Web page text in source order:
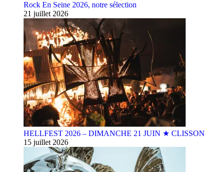
Rock En Seine 2026, notre sélection
21 juillet 2026
HELLFEST 2026 – DIMANCHE 21 JUIN ★ CLISSON
15 juillet 2026